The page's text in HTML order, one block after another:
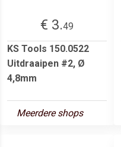
€ 3.49
KS Tools 150.0522
Uitdraaipen #2, Ø
4,8mm
Meerdere shops